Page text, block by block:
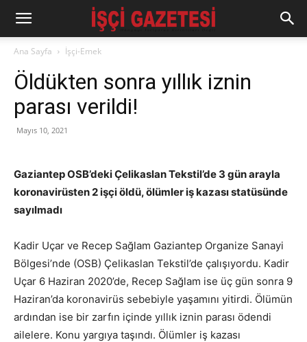
Ana Sayfa İşçi-Emek
Öldükten sonra yıllık iznin
parası verildi!
Mayıs 10, 2021
Gaziantep OSB’deki Çelikaslan Tekstil’de 3 gün arayla
koronavirüsten 2 işçi öldü, ölümler iş kazası statüsünde
sayılmadı
Kadir Uçar ve Recep Sağlam Gaziantep Organize Sanayi
Bölgesi’nde (OSB) Çelikaslan Tekstil’de çalışıyordu. Kadir
Uçar 6 Haziran 2020’de, Recep Sağlam ise üç gün sonra 9
Haziran’da koronavirüs sebebiyle yaşamını yitirdi. Ölümün
ardından ise bir zarfın içinde yıllık iznin parası ödendi
ailelere. Konu yargıya taşındı. Ölümler iş kazası